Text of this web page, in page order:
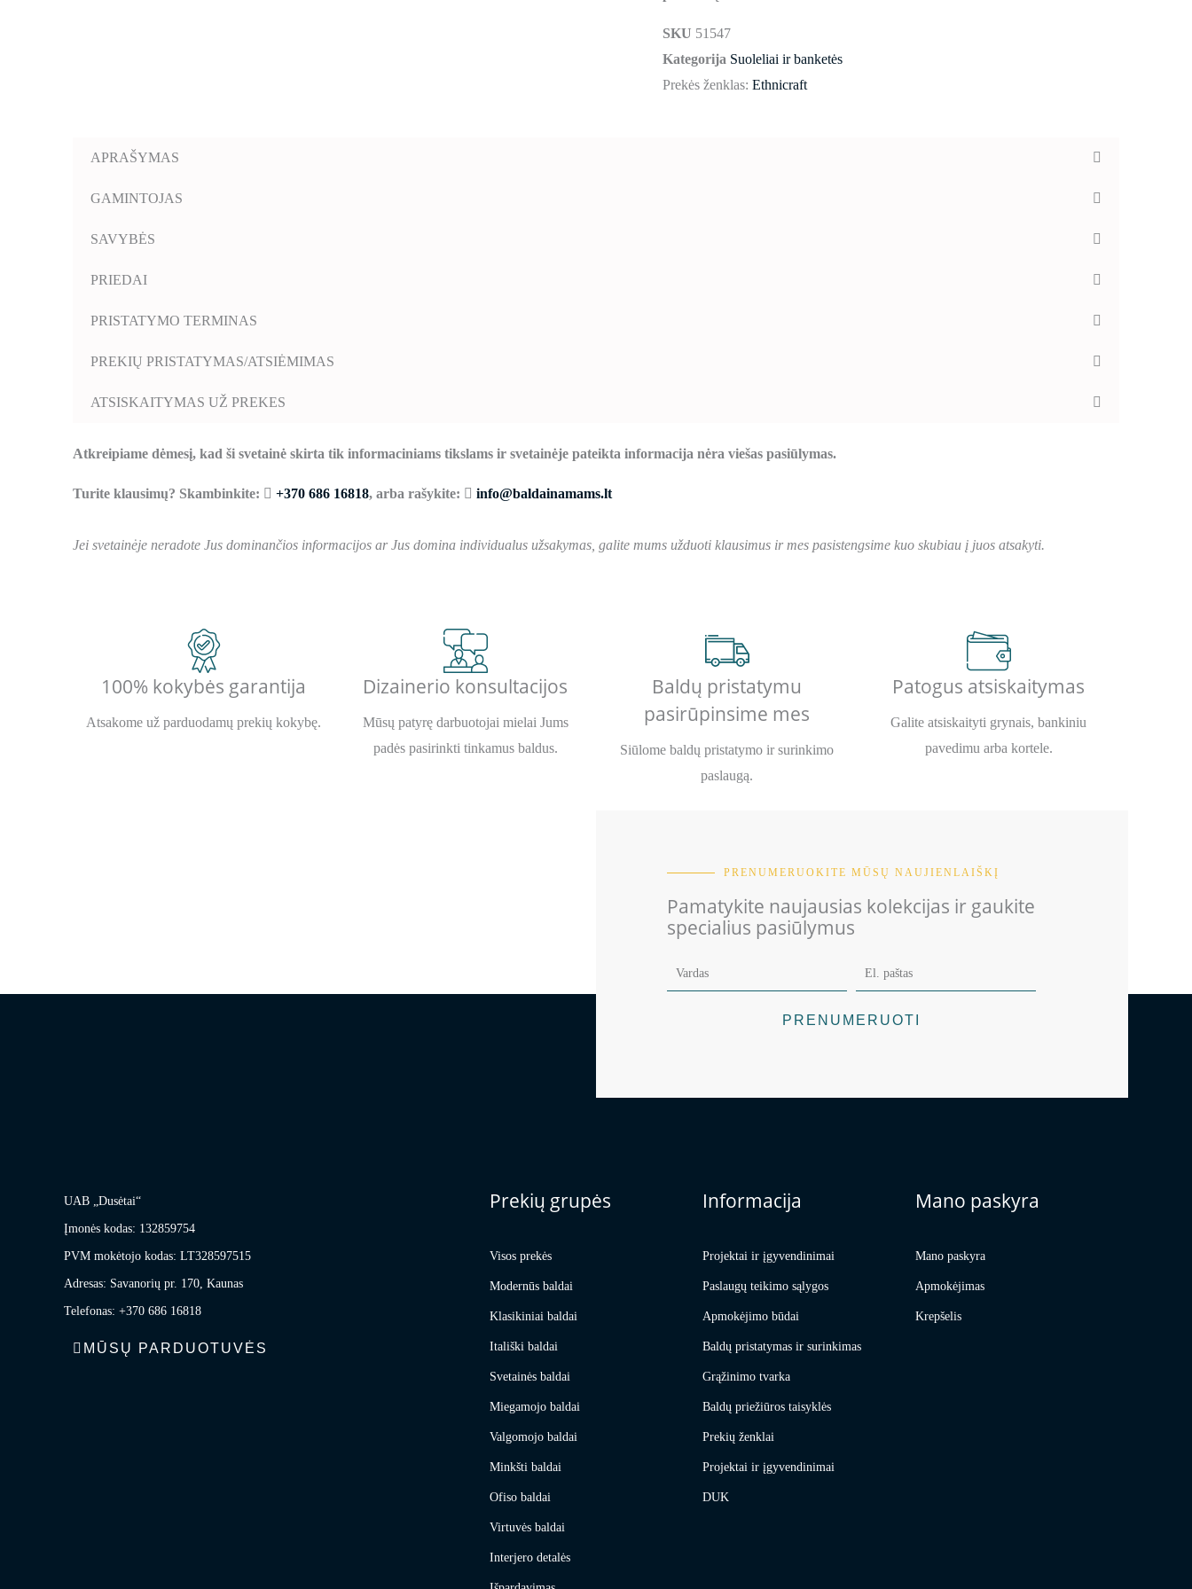
SKU 51547
Kategorija Suoleliai ir banketės
Prekės ženklas: Ethnicraft
APRAŠYMAS
GAMINTOJAS
SAVYBĖS
PRIEDAI
PRISTATYMO TERMINAS
PREKIŲ PRISTATYMAS/ATSIĖMIMAS
ATSISKAITYMAS UŽ PREKES
Atkreipiame dėmesį, kad ši svetainė skirta tik informaciniams tikslams ir svetainėje pateikta informacija nėra viešas pasiūlymas.
Turite klausimų? Skambinkite: +370 686 16818, arba rašykite: info@baldainamams.lt
Jei svetainėje neradote Jus dominančios informacijos ar Jus domina individualus užsakymas, galite mums užduoti klausimus ir mes pasistengsime kuo skubiau į juos atsakyti.
100% kokybės garantija
Atsakome už parduodamų prekių kokybę.
Dizainerio konsultacijos
Mūsų patyrę darbuotojai mielai Jums
padės pasirinkti tinkamus baldus.
Baldų pristatymu
pasirūpinsime mes
Siūlome baldų pristatymo ir surinkimo
paslaugą.
Patogus atsiskaitymas
Galite atsiskaityti grynais, bankiniu
pavedimu arba kortele.
PRENUMERUOKITE MŪSŲ NAUJIENLAIŠKĮ
Pamatykite naujausias kolekcijas ir gaukite
specialius pasiūlymus
PRENUMERUOTI
UAB „Dusėtai“
Įmonės kodas: 132859754
PVM mokėtojo kodas: LT328597515
Adresas: Savanorių pr. 170, Kaunas
Telefonas: +370 686 16818
MŪSŲ PARDUOTUVĖS
Prekių grupės
Visos prekės
Modernūs baldai
Klasikiniai baldai
Itališki baldai
Svetainės baldai
Miegamojo baldai
Valgomojo baldai
Minkšti baldai
Ofiso baldai
Virtuvės baldai
Interjero detalės
Informacija
Projektai ir įgyvendinimai
Paslaugų teikimo sąlygos
Apmokėjimo būdai
Baldų pristatymas ir surinkimas
Grąžinimo tvarka
Baldų priežiūros taisyklės
Prekių ženklai
Projektai ir įgyvendinimai
DUK
Mano paskyra
Mano paskyra
Apmokėjimas
Krepšelis